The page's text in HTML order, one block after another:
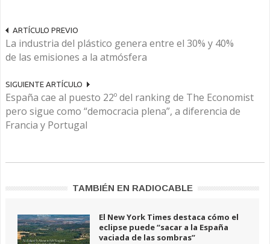
ARTÍCULO PREVIO
La industria del plástico genera entre el 30% y 40%
de las emisiones a la atmósfera
SIGUIENTE ARTÍCULO
España cae al puesto 22º del ranking de The Economist
pero sigue como “democracia plena”, a diferencia de
Francia y Portugal
TAMBIÉN EN RADIOCABLE
El New York Times destaca cómo el
eclipse puede “sacar a la España
vaciada de las sombras”